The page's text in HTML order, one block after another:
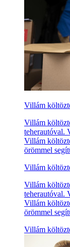
Villám
Villám
teherautóval.
Villám
örömmel
Villám
Villám
teherautóval.
Villám
örömmel
Villám